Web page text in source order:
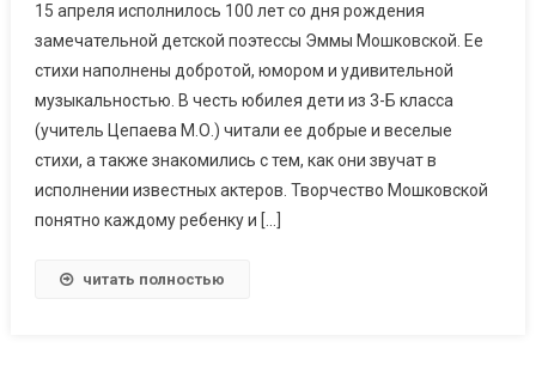
15 апреля исполнилось 100 лет со дня рождения
замечательной детской поэтессы Эммы Мошковской. Ее
стихи наполнены добротой, юмором и удивительной
музыкальностью. В честь юбилея дети из 3-Б класса
(учитель Цепаева М.О.) читали ее добрые и веселые
стихи, а также знакомились с тем, как они звучат в
исполнении известных актеров. Творчество Мошковской
понятно каждому ребенку и […]
читать полностью